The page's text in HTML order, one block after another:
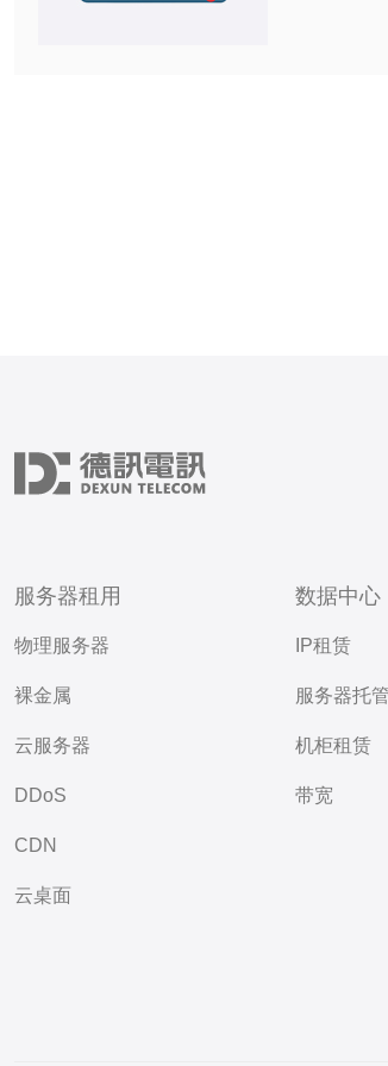
服务器租用
物理服务器
裸金属
云服务器
DDoS
CDN
云桌面
数据中心
IP租赁
服务器托管
机柜租赁
带宽